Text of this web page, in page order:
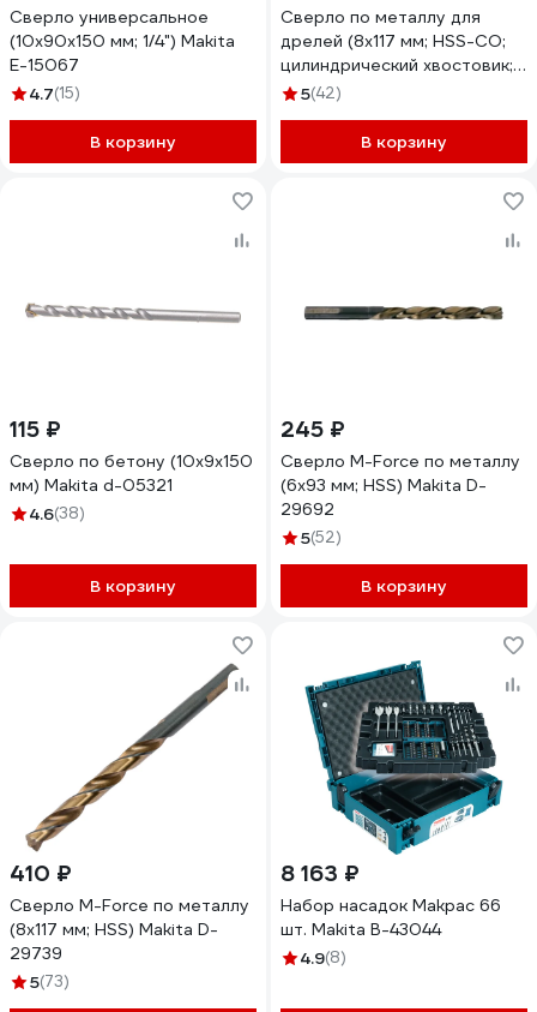
Сверло универсальное
(10x90x150 мм; 1/4") Makita
E-15067
4.7(15)
В корзину
Сверло по металлу для
дрелей (8х117 мм; HSS-СО;
цилиндрический хвостовик;
спиральное) Makita D-17429
5(42)
В корзину
115 ₽
Сверло по бетону (10х9х150
мм) Makita d-05321
4.6(38)
В корзину
245 ₽
Сверло M-Force по металлу
(6х93 мм; HSS) Makita D-
29692
5(52)
В корзину
410 ₽
Сверло M-Force по металлу
(8х117 мм; HSS) Makita D-
29739
5(73)
8 163 ₽
Набор насадок Makpac 66
шт. Makita B-43044
4.9(8)